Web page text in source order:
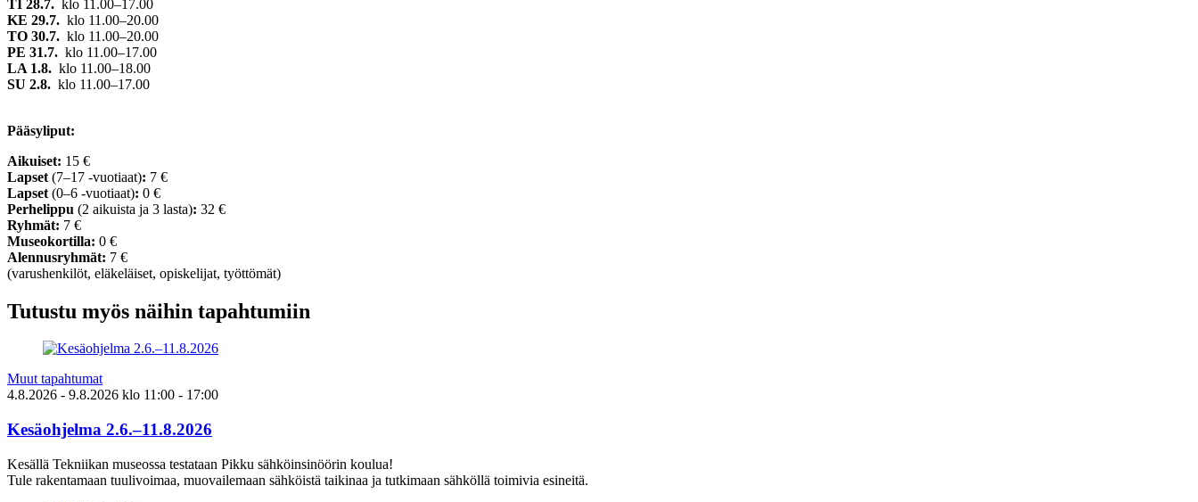
TI 28.7. klo 11.00–17.00
KE 29.7. klo 11.00–20.00
TO 30.7. klo 11.00–20.00
PE 31.7. klo 11.00–17.00
LA 1.8. klo 11.00–18.00
SU 2.8. klo 11.00–17.00
Pääsyliput:
Aikuiset: 15 €
Lapset (7–17 -vuotiaat): 7 €
Lapset (0–6 -vuotiaat): 0 €
Perhelippu (2 aikuista ja 3 lasta): 32 €
Ryhmät: 7 €
Museokortilla: 0 €
Alennusryhmät: 7 €
(varushenkilöt, eläkeläiset, opiskelijat, työttömät)
Tutustu myös näihin tapahtumiin
Muut tapahtumat
4.8.2026 - 9.8.2026 klo 11:00 - 17:00
Kesäohjelma 2.6.–11.8.2026
Kesällä Tekniikan museossa testataan Pikku sähköinsinöörin koulua!
Tule rakentamaan tuulivoimaa, muovailemaan sähköistä taikinaa ja tutkimaan sähköllä toimivia esineitä.